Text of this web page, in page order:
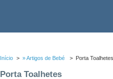
Início > » Artigos de Bebé > Porta
Porta Toalhetes